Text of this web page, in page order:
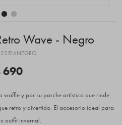
Wave - Negro
690
waffle y por su parche artístico que rinde
retro y divertido. El accesorio ideal para
outfit invernal.